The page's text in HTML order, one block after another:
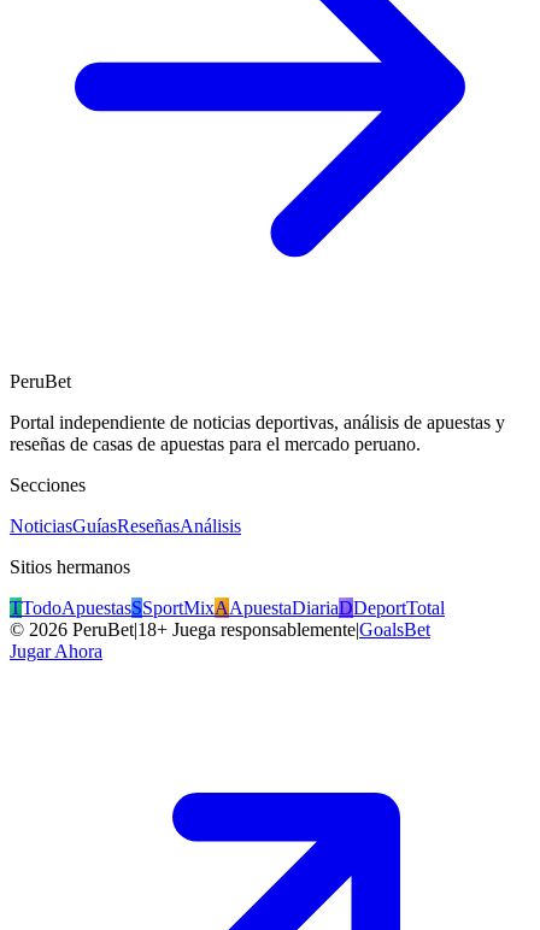
PeruBet
Portal independiente de noticias deportivas, análisis de apuestas y
reseñas de casas de apuestas para el mercado peruano.
Secciones
NoticiasGuíasReseñasAnálisis
Sitios hermanos
TTodoApuestasSSportMixAApuestaDiariaDDeportTotal
© 2026 PeruBet|18+ Juega responsablemente|GoalsBet
Jugar Ahora